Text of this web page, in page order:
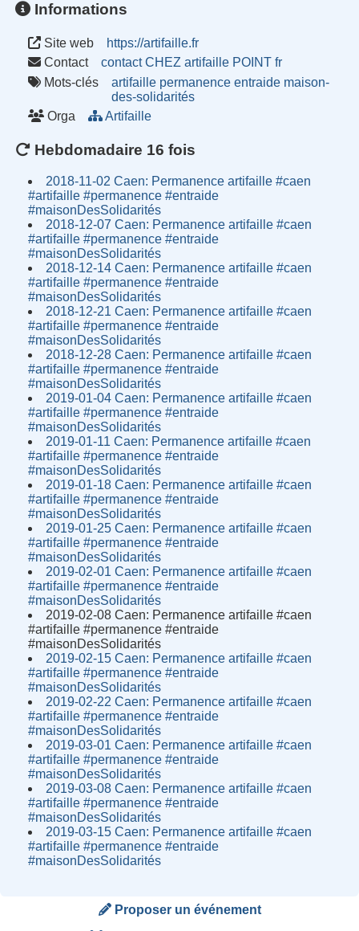
Informations
Site web
https://artifaille.fr
Contact
contact CHEZ artifaille POINT fr
Mots-clés
artifaille permanence entraide maison-
des-solidarités
Orga
Artifaille
Hebdomadaire 16 fois
2018-11-02 Caen: Permanence artifaille #caen
#artifaille #permanence #entraide
#maisonDesSolidarités
2018-12-07 Caen: Permanence artifaille #caen
#artifaille #permanence #entraide
#maisonDesSolidarités
2018-12-14 Caen: Permanence artifaille #caen
#artifaille #permanence #entraide
#maisonDesSolidarités
2018-12-21 Caen: Permanence artifaille #caen
#artifaille #permanence #entraide
#maisonDesSolidarités
2018-12-28 Caen: Permanence artifaille #caen
#artifaille #permanence #entraide
#maisonDesSolidarités
2019-01-04 Caen: Permanence artifaille #caen
#artifaille #permanence #entraide
#maisonDesSolidarités
2019-01-11 Caen: Permanence artifaille #caen
#artifaille #permanence #entraide
#maisonDesSolidarités
2019-01-18 Caen: Permanence artifaille #caen
#artifaille #permanence #entraide
#maisonDesSolidarités
2019-01-25 Caen: Permanence artifaille #caen
#artifaille #permanence #entraide
#maisonDesSolidarités
2019-02-01 Caen: Permanence artifaille #caen
#artifaille #permanence #entraide
#maisonDesSolidarités
2019-02-08 Caen: Permanence artifaille #caen
#artifaille #permanence #entraide
#maisonDesSolidarités
2019-02-15 Caen: Permanence artifaille #caen
#artifaille #permanence #entraide
#maisonDesSolidarités
2019-02-22 Caen: Permanence artifaille #caen
#artifaille #permanence #entraide
#maisonDesSolidarités
2019-03-01 Caen: Permanence artifaille #caen
#artifaille #permanence #entraide
#maisonDesSolidarités
2019-03-08 Caen: Permanence artifaille #caen
#artifaille #permanence #entraide
#maisonDesSolidarités
2019-03-15 Caen: Permanence artifaille #caen
#artifaille #permanence #entraide
#maisonDesSolidarités
Proposer un événement